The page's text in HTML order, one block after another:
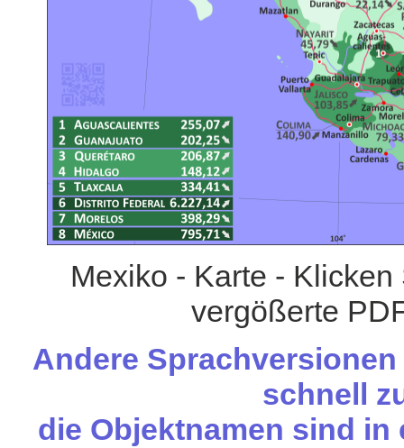
Mexiko - Karte -
vergößerte
Andere
schnell
die Objektnamen sind